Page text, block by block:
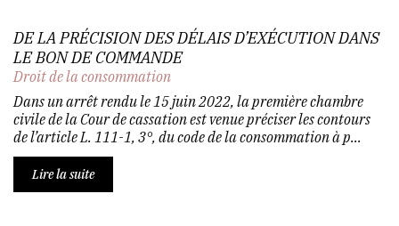
DE LA PRÉCISION DES DÉLAIS D’EXÉCUTION DANS
LE BON DE COMMANDE
Droit de la consommation
Dans un arrêt rendu le 15 juin 2022, la première chambre
civile de la Cour de cassation est venue préciser les contours
de l’article L. 111-1, 3°, du code de la consommation à p...
Lire la suite